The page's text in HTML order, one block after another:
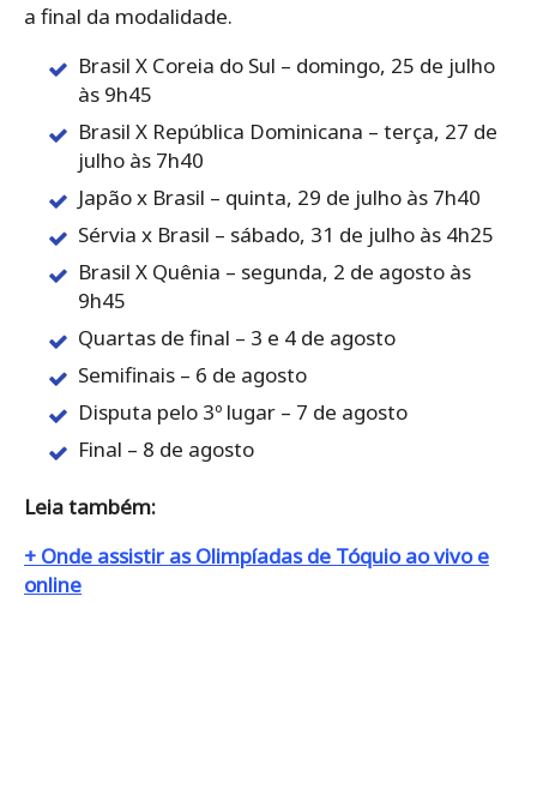
a final da modalidade.
Brasil X Coreia do Sul – domingo, 25 de julho
às 9h45
Brasil X República Dominicana – terça, 27 de
julho às 7h40
Japão x Brasil – quinta, 29 de julho às 7h40
Sérvia x Brasil – sábado, 31 de julho às 4h25
Brasil X Quênia – segunda, 2 de agosto às
9h45
Quartas de final – 3 e 4 de agosto
Semifinais – 6 de agosto
Disputa pelo 3º lugar – 7 de agosto
Final – 8 de agosto
Leia também:
+ Onde assistir as Olimpíadas de Tóquio ao vivo e
online